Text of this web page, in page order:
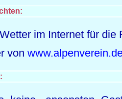
im Internet für
von